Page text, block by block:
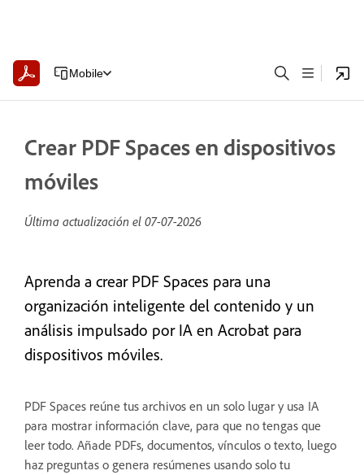
Mobile
Crear PDF Spaces en dispositivos
móviles
Última actualización el 07-07-2026
Aprenda a crear PDF Spaces para una
organización inteligente del contenido y un
análisis impulsado por IA en Acrobat para
dispositivos móviles.
PDF Spaces reúne tus archivos en un solo lugar y usa IA
para mostrar información clave, para que no tengas que
leer todo. Añade PDFs, documentos, vínculos o texto, luego
haz preguntas o genera resúmenes usando solo tu